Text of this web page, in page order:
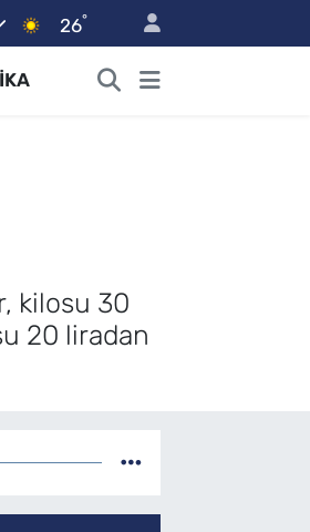
26°
kilosu 30
20 liradan